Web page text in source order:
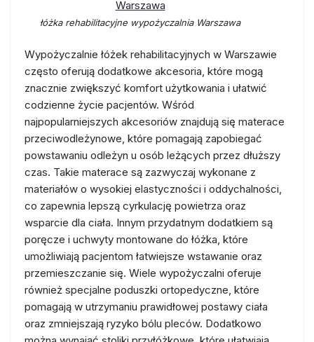
łóżka rehabilitacyjne wypożyczalnia Warszawa
Wypożyczalnie łóżek rehabilitacyjnych w Warszawie
często oferują dodatkowe akcesoria, które mogą
znacznie zwiększyć komfort użytkowania i ułatwić
codzienne życie pacjentów. Wśród
najpopularniejszych akcesoriów znajdują się materace
przeciwodleżynowe, które pomagają zapobiegać
powstawaniu odleżyn u osób leżących przez dłuższy
czas. Takie materace są zazwyczaj wykonane z
materiałów o wysokiej elastyczności i oddychalności,
co zapewnia lepszą cyrkulację powietrza oraz
wsparcie dla ciała. Innym przydatnym dodatkiem są
poręcze i uchwyty montowane do łóżka, które
umożliwiają pacjentom łatwiejsze wstawanie oraz
przemieszczanie się. Wiele wypożyczalni oferuje
również specjalne poduszki ortopedyczne, które
pomagają w utrzymaniu prawidłowej postawy ciała
oraz zmniejszają ryzyko bólu pleców. Dodatkowo